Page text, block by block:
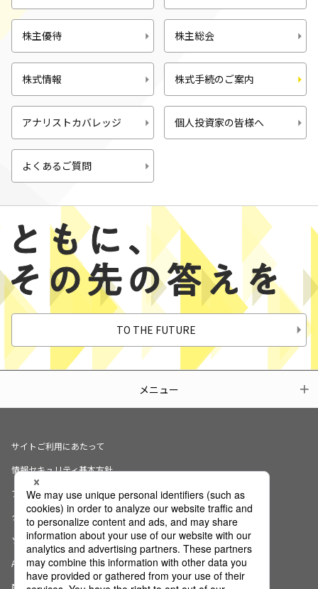
株主優待 株主総会
株式情報 株式手続のご案内
アナリストカバレッジ 個人投資家の皆様へ
よくあるご質問
TO THE FUTURE
メニュー
サイトご利用にあたって
情報セキュリティ基本方針
プライバシーポリシー
クッキーの使用について
ソーシャルメディアポリシー
AI倫理宣言
商標・登録商標について